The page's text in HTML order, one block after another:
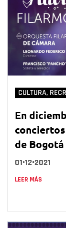
CULTURA,
En
de Bogotá
01•12•2021
LEER MÁS